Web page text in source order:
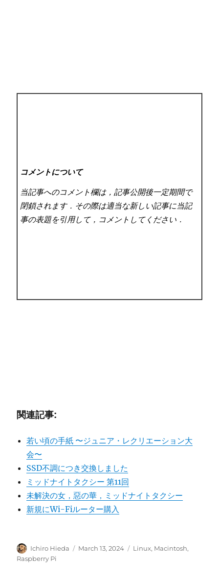
コメントについて
当記事へのコメント欄は，記事公開後一定期間で
閉鎖されます．その際は適当な新しい記事に当記
事の表題を引用して，コメントしてください．
関連記事:
若い頃の手紙 〜ジュニア・レクリエーション大
会〜
SSD不調につき交換しました
ミッドナイトタクシー 第11回
未解決の女，惡の華，ミッドナイトタクシー
新規にWi-Fiルーター購入
Author
Ichiro Hieda
Posted
March 13, 2024 Categories
Linux, Macintosh,
Raspberry Pi